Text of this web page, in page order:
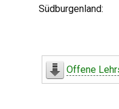
Südburgenland:
Offene